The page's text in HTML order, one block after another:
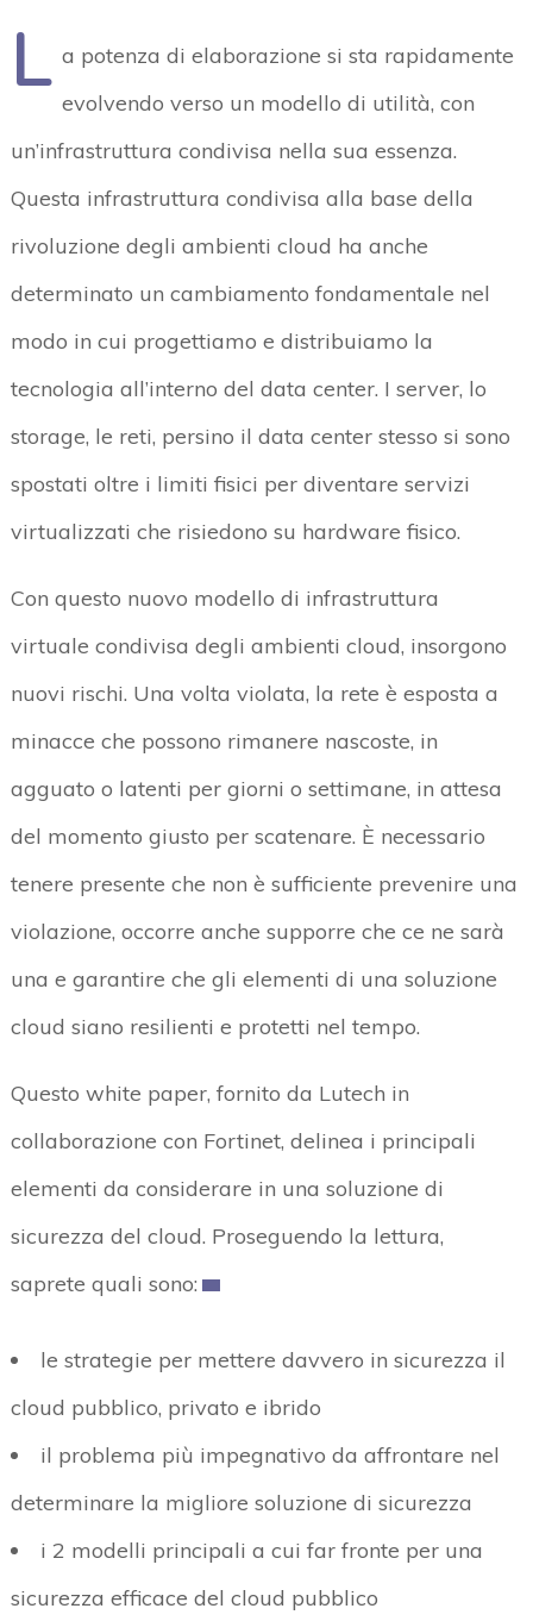
L a potenza di elaborazione si sta rapidamente
evolvendo verso un modello di utilità, con
un’infrastruttura condivisa nella sua essenza.
Questa infrastruttura condivisa alla base della
rivoluzione degli ambienti cloud ha anche
determinato un cambiamento fondamentale nel
modo in cui progettiamo e distribuiamo la
tecnologia all’interno del data center. I server, lo
storage, le reti, persino il data center stesso si sono
spostati oltre i limiti fisici per diventare servizi
virtualizzati che risiedono su hardware fisico.
Con questo nuovo modello di infrastruttura
virtuale condivisa degli ambienti cloud, insorgono
nuovi rischi. Una volta violata, la rete è esposta a
minacce che possono rimanere nascoste, in
agguato o latenti per giorni o settimane, in attesa
del momento giusto per scatenare. È necessario
tenere presente che non è sufficiente prevenire una
violazione, occorre anche supporre che ce ne sarà
una e garantire che gli elementi di una soluzione
cloud siano resilienti e protetti nel tempo.
Questo white paper, fornito da Lutech in
collaborazione con Fortinet, delinea i principali
elementi da considerare in una soluzione di
sicurezza del cloud. Proseguendo la lettura,
saprete quali sono:
le strategie per mettere davvero in sicurezza il
cloud pubblico, privato e ibrido
il problema più impegnativo da affrontare nel
determinare la migliore soluzione di sicurezza
i 2 modelli principali a cui far fronte per una
sicurezza efficace del cloud pubblico